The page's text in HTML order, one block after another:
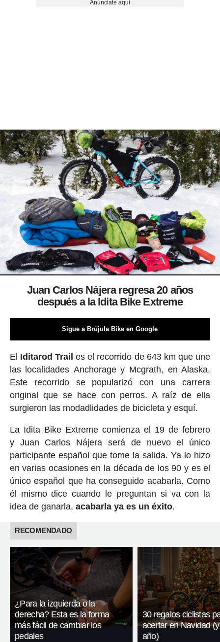
Anúnciate aquí
Juan Carlos Nájera regresa 20 años
después a la Idita Bike Extreme
Sigue a Brújula Bike en Google
El Iditarod Trail es el recorrido de 643 km que une
las localidades Anchorage y Mcgrath, en Alaska.
Este recorrido se popularizó con una carrera
original que se hace con perros. A raíz de ella
surgieron las modadlidades de bicicleta y esquí.
La Idita Bike Extreme comienza el 19 de febrero
y Juan Carlos Nájera será de nuevo el único
participante español que tome la salida. Ya lo hizo
en varias ocasiones en la década de los 90 y es el
único español que ha conseguido acabarla. Como
él mismo dice cuando le preguntan si va con la
idea de ganarla, acabarla ya es un éxito.
RECOMENDADO
¿Para la izquierda o la
derecha? Esta es la forma
más fácil de cambiar los
pedales
30 regalos ciclistas
acertar en Navidad
año)